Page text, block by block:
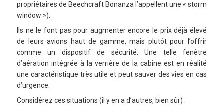
propriétaires de Beechcraft Bonanza l’appellent une « storm
window »).
Ils ne le font pas pour augmenter encore le prix déjà élevé
de leurs avions haut de gamme, mais plutôt pour l’offrir
comme un dispositif de sécurité. Une telle fenêtre
d’aération intégrée à la verrière de la cabine est en réalité
une caractéristique très utile et peut sauver des vies en cas
d’urgence.
Considérez ces situations (il y en a d’autres, bien sûr) :